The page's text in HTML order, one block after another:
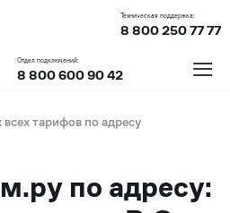
Техническая поддержка:
8 800 250 77 77
Отдел подключений:
8 800 600 90 42 ≡
тарифов по адресу
по адресу: